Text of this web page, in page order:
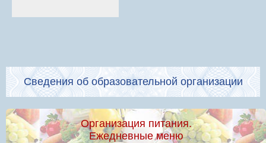
Сведения об образовательной организации
Организация питания.
Ежедневные меню